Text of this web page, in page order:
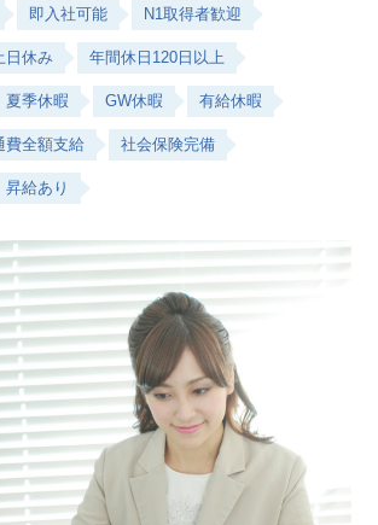
即入社可能 N1取得者歓迎
日休み 年間休日120日以上
夏季休暇 GW休暇 有給休暇
費全額支給 社会保険完備
昇給あり